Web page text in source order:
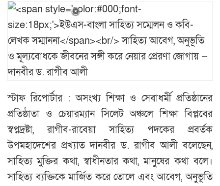
স্টাফ রিপোর্টার : অসংখ্য শিক্ষা ও সেবাধর্মী প্রতিষ্ঠানের
প্রতিষ্ঠাতা ও চেয়ারম্যান সিলেট অঞ্চলে শিক্ষা বিপ্লবের
স্বপ্নদ্রষ্টা, রাগীব-রাবেয়া সাহিত্য পদকের প্রবর্তক
উপমহাদেশের প্রখ্যাত দানবীর ড. রাগীব আলী বলেছেন,
সাহিত্য মুক্তির কথা, স্বাধীনতার কথা, মানুষের কথা বলে।
সাহিত্য ব্যক্তিকে মার্জিত করে তোলে এবং আবেগ, অনুভূতি